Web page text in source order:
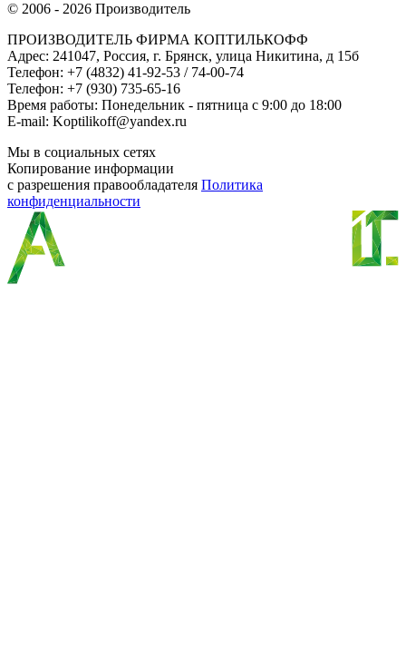
© 2006 - 2026 Производитель
ПРОИЗВОДИТЕЛЬ ФИРМА КОПТИЛЬКОФФ
Адрес: 241047, Россия, г. Брянск, улица Никитина, д 15б
Телефон: +7 (4832) 41-92-53 / 74-00-74
Телефон: +7 (930) 735-65-16
Время работы: Понедельник - пятница с 9:00 до 18:00
E-mail: Koptilikoff@yandex.ru
Мы в социальных сетях
Копирование информации
с разрешения правообладателя Политика
конфиденциальности